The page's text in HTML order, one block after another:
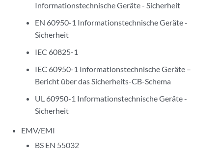
Informationstechnische Geräte - Sicherheit
EN 60950-1 Informationstechnische Geräte -
Sicherheit
IEC 60825-1
IEC 60950-1 Informationstechnische Geräte –
Bericht über das Sicherheits-CB-Schema
UL 60950-1 Informationstechnische Geräte -
Sicherheit
EMV/EMI
BS EN 55032